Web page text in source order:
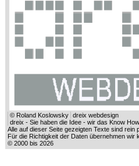
© Roland Koslowsky
dreix webdesign
dreix - Sie haben die Idee - wir das Know How
Alle auf dieser Seite gezeigten Texte sind rein
Für die Richtigkeit der Daten übernehmen wir
© 2000 bis 2026